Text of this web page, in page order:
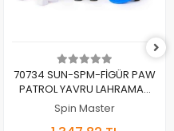
Sepete Ekle
70734 SUN-SPM-FİGÜR PAW
PATROL YAVRU LAHRAMAN
FİGÜR SETİ ANA TEMA 4A
Spin Master